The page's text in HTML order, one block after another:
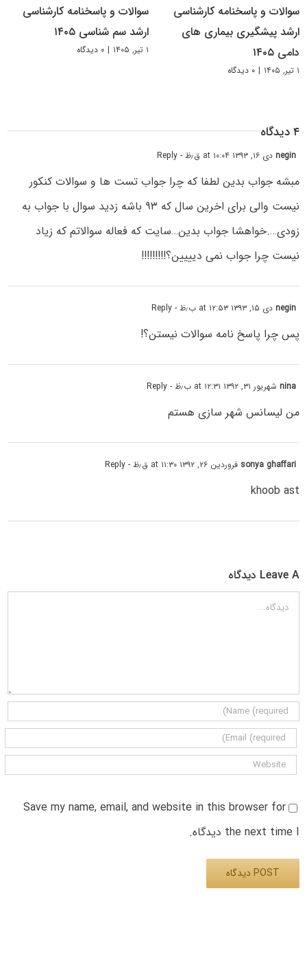
سوالات و پاسخنامه کارشناسی
ارشد پیشگیری بیماری های
دامی ۱۴۰۵
۱ تیر, ۱۴۰۵ | ۰ دیدگاه
سوالات و پاسخنامه کارشناسی
ارشد سم شناسی ۱۴۰۵
۱ تیر, ۱۴۰۵ | ۰ دیدگاه
۴ دیدگاه
neginدی ۱۶, ۱۳۹۳ at ۱۰:۰۴ ق٫ظ - Reply
مبشه جواب بدین لطفا که چرا جواب تست ها و سوالات کنکور
نیست والی برای اخرین سال که ۹۳ باشه زدید سوال با جواب به
زودی….خواهشا جواب بدین…سایت که فعاله سوالاتم که زیاد
نیست چرا جواب نمی دیییین؟!!!!!!!!!
neginدی ۱۵, ۱۳۹۳ at ۱۲:۵۳ ب٫ظ - Reply
پس چرا پاسخ نامه سوالات نیستن؟!
ninaشهریور ۳۱, ۱۳۹۲ at ۱۲:۳۱ ب٫ظ - Reply
من لیسانس شهر سازی هستم
sonya ghaffari فروردین ۲۶, ۱۳۹۲ at ۱۱:۳۰ ق٫ظ - Reply
khoob ast
Leave A دیدگاه
دیدگاه
Save my name, email, and website in this browser for
the next time I دیدگاه.